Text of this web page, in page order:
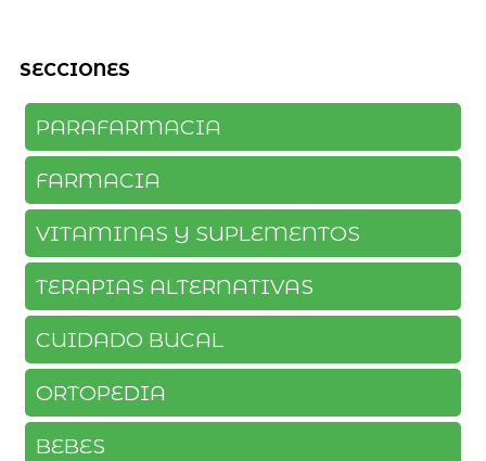
SECCIONES
PARAFARMACIA
FARMACIA
VITAMINAS Y SUPLEMENTOS
TERAPIAS ALTERNATIVAS
CUIDADO BUCAL
ORTOPEDIA
BEBES